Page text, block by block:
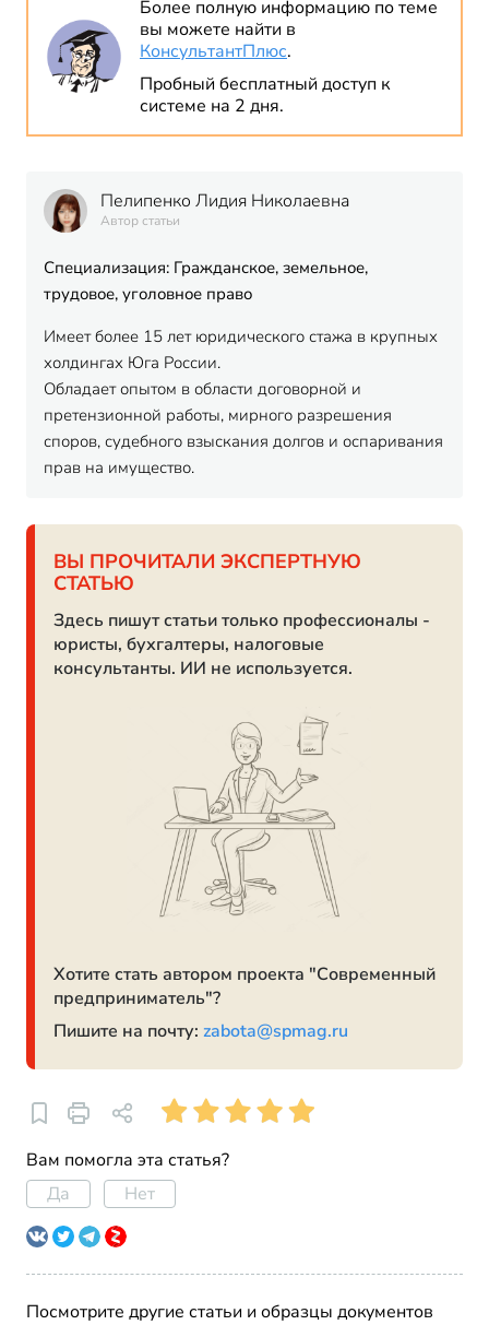
Более полную информацию по теме
вы можете найти в
КонсультантПлюс.
Пробный бесплатный доступ к
системе на 2 дня.
Пелипенко Лидия Николаевна
Автор статьи
Специализация: Гражданское, земельное,
трудовое, уголовное право
Имеет более 15 лет юридического стажа в крупных
холдингах Юга России.
Обладает опытом в области договорной и
претензионной работы, мирного разрешения
споров, судебного взыскания долгов и оспаривания
прав на имущество.
ВЫ ПРОЧИТАЛИ ЭКСПЕРТНУЮ
СТАТЬЮ
Здесь пишут статьи только профессионалы -
юристы, бухгалтеры, налоговые
консультанты. ИИ не используется.
Хотите стать автором проекта "Современный
предприниматель"?
Пишите на почту: zabota@spmag.ru
Вам помогла эта статья?
Да
Нет
Посмотрите другие статьи и образцы документов